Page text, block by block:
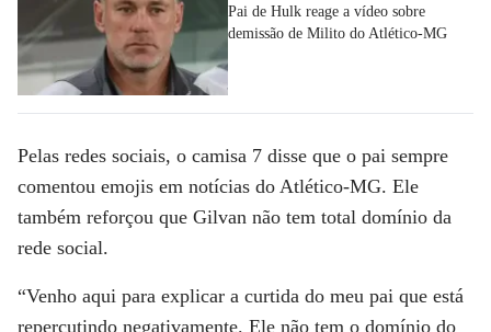
Pai de Hulk reage a vídeo sobre
demissão de Milito do Atlético-MG
Pelas redes sociais, o camisa 7 disse que o pai sempre
comentou emojis em notícias do Atlético-MG. Ele
também reforçou que Gilvan não tem total domínio da
rede social.
“Venho aqui para explicar a curtida do meu pai que está
repercutindo negativamente. Ele não tem o domínio do